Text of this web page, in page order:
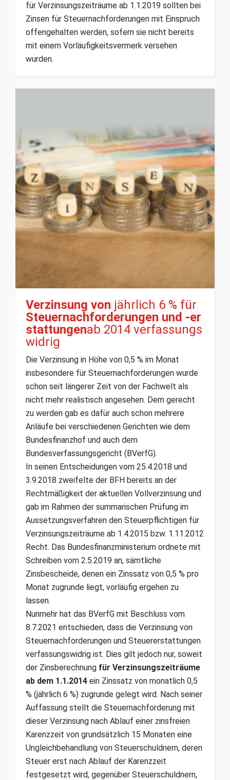
für Verzins­ungszeiträume ab 1.1.2019 sollten bei
Zinsen für Steuernachforderungen mit Einspruch
offengehalten werden, sofern sie nicht bereits
mit einem Vorläufigkeitsvermerk versehen
wurden.
Verzinsung von jährlich 6 % für
Steuernachforderungen und -er
stattungenab 2014 verfassungs
widrig
Die Verzinsung in Höhe von 0,5 % im Monat
insbesondere für Steuernachforderungen wurde
schon seit längerer Zeit von der Fachwelt als
nicht mehr realistisch angesehen. Dem gerecht
zu werden gab es dafür auch schon mehrere
Anläufe bei verschiedenen Gerichten wie dem
Bundesfinanzhof und auch dem
Bundesverfassungsgericht (BVerfG).
In seinen Entscheidungen vom 25.4.2018 und
3.9.2018 zweifelte der BFH bereits an der
Rechtmäßigkeit der aktuellen Vollverzinsung und
gab im Rahmen der summarischen Prüfung im
Aussetzungsverfahren den Steuerpflichtigen für
Verzinsungszeiträume ab 1.4.2015 bzw. 1.11.2012
Recht. Das Bundesfinanzministerium ordnete mit
Schreiben vom 2.5.2019 an, sämtliche
Zinsbescheide, denen ein Zinssatz von 0,5 % pro
Monat zugrunde liegt, vorläufig ergehen zu
lassen.
Nunmehr hat das BVerfG mit Beschluss vom
8.7.2021 entschieden, dass die Verzinsung von
Steuernachforderungen und Steuererstattungen
verfassungswidrig ist. Dies gilt jedoch nur, soweit
der Zinsberechnung für Verzinsungszeiträume
ab dem 1.1.2014 ein Zinssatz von monatlich 0,5
% (jährlich 6 %) zugrunde gelegt wird. Nach seiner
Auffassung stellt die Steuernachforderung mit
dieser Verzinsung nach Ablauf einer zinsfreien
Karenzzeit von grundsätzlich 15 Monaten eine
Ungleichbehandlung von Steuerschuldnern, deren
Steuer erst nach Ablauf der Karenzzeit
festgesetzt wird, gegenüber Steuerschuldnern,